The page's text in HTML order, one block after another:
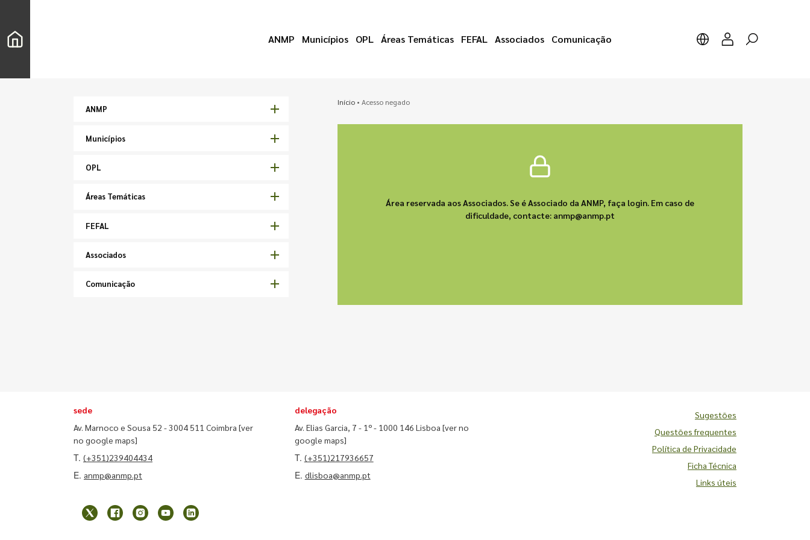
ANMP Municípios OPL Áreas Temáticas FEFAL Associados Comunicação
ANMP
Municípios
OPL
Áreas Temáticas
FEFAL
Associados
Comunicação
Início• Acesso negado
Área reservada aos Associados. Se é Associado da ANMP, faça login. Em caso de
dificuldade, contacte: anmp@anmp.pt
sede
Av. Marnoco e Sousa 52 - 3004 511 Coimbra [ver
no google maps]
T. (+351)239404434
E. anmp@anmp.pt
delegação
Av. Elias Garcia, 7 - 1º - 1000 146 Lisboa [ver no
google maps]
T. (+351)217936657
E. dlisboa@anmp.pt
Sugestões
Questões frequentes
Política de Privacidade
Ficha Técnica
Links úteis